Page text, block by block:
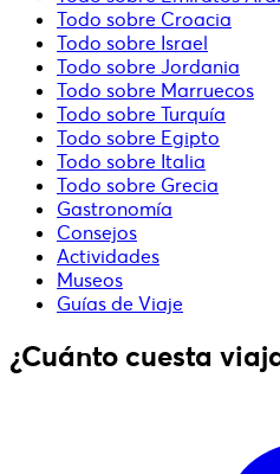
Todo sobre Croacia
Todo sobre Israel
Todo sobre Jordania
Todo sobre Marruecos
Todo sobre Turquía
Todo sobre Egipto
Todo sobre Italia
Todo sobre Grecia
Gastronomía
Consejos
Actividades
Museos
Guías de Viaje
¿Cuánto cuesta